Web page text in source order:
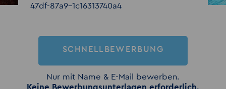
47df-87a9-1c16313740a4
SCHNELLBEWERBUNG
Nur mit Name & E-Mail bewerben.